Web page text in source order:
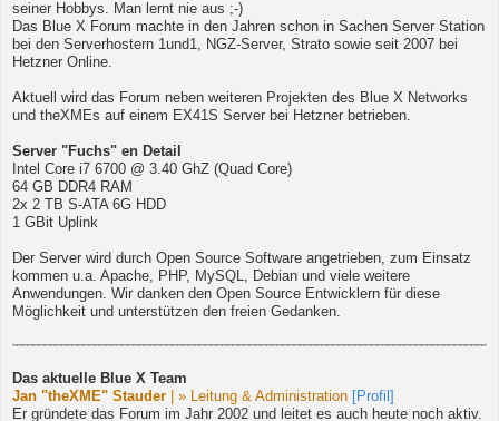
seiner Hobbys. Man lernt nie aus ;-)
Das Blue X Forum machte in den Jahren schon in Sachen Server Station
bei den Serverhostern 1und1, NGZ-Server, Strato sowie seit 2007 bei
Hetzner Online.
Aktuell wird das Forum neben weiteren Projekten des Blue X Networks
und theXMEs auf einem EX41S Server bei Hetzner betrieben.
Server "Fuchs" en Detail
Intel Core i7 6700 @ 3.40 GhZ (Quad Core)
64 GB DDR4 RAM
2x 2 TB S-ATA 6G HDD
1 GBit Uplink
Der Server wird durch Open Source Software angetrieben, zum Einsatz
kommen u.a. Apache, PHP, MySQL, Debian und viele weitere
Anwendungen. Wir danken den Open Source Entwicklern für diese
Möglichkeit und unterstützen den freien Gedanken.
Das aktuelle Blue X Team
Jan "theXME" Stauder | » Leitung & Administration
[Profil]
Er gründete das Forum im Jahr 2002 und leitet es auch heute noch aktiv.